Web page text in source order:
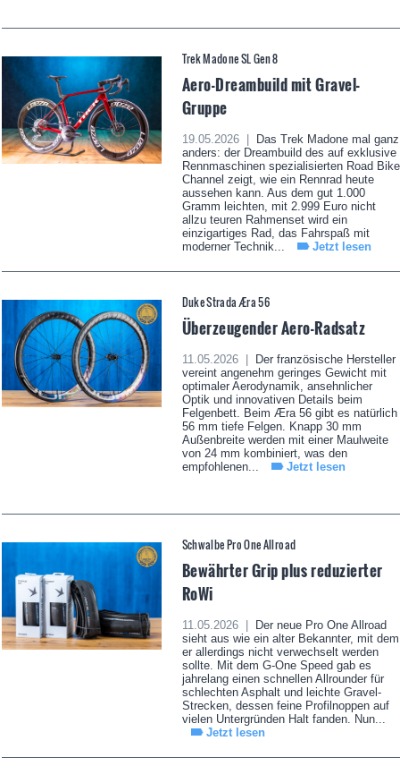
Trek Madone SL Gen 8
Aero-Dreambuild mit Gravel-
Gruppe
19.05.2026 |
Das Trek Madone mal ganz
anders: der Dreambuild des auf exklusive
Rennmaschinen spezialisierten Road Bike
Channel zeigt, wie ein Rennrad heute
aussehen kann. Aus dem gut 1.000
Gramm leichten, mit 2.999 Euro nicht
allzu teuren Rahmenset wird ein
einzigartiges Rad, das Fahrspaß mit
moderner Technik...
Jetzt lesen
Duke Strada Æra 56
Überzeugender Aero-Radsatz
11.05.2026 |
Der französische Hersteller
vereint angenehm geringes Gewicht mit
optimaler Aerodynamik, ansehnlicher
Optik und innovativen Details beim
Felgenbett. Beim Æra 56 gibt es natürlich
56 mm tiefe Felgen. Knapp 30 mm
Außenbreite werden mit einer Maulweite
von 24 mm kombiniert, was den
empfohlenen...
Jetzt lesen
Schwalbe Pro One Allroad
Bewährter Grip plus reduzierter
RoWi
11.05.2026 |
Der neue Pro One Allroad
sieht aus wie ein alter Bekannter, mit dem
er allerdings nicht verwechselt werden
sollte. Mit dem G-One Speed gab es
jahrelang einen schnellen Allrounder für
schlechten Asphalt und leichte Gravel-
Strecken, dessen feine Profilnoppen auf
vielen Untergründen Halt fanden. Nun...
Jetzt lesen